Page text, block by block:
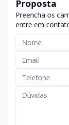
Proposta
Preencha os
entre em